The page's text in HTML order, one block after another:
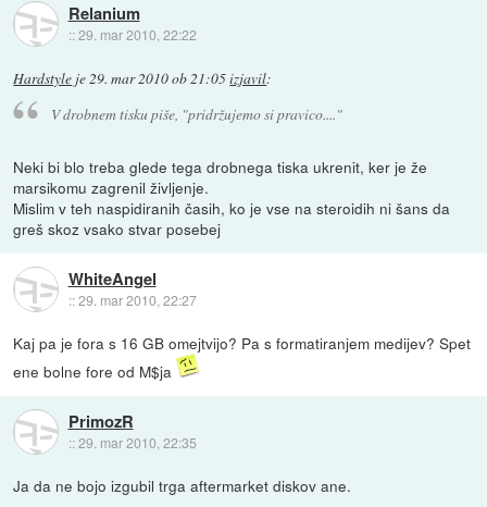
Relanium
::29. mar 2010, 22:22
Hardstyle je29. mar 2010 ob 21:05izjavil:
V drobnem tisku piše, "pridržujemo si pravico...."
Neki bi blo treba glede tega drobnega tiska ukrenit, ker je že
marsikomu zagrenil življenje.
Mislim v teh naspidiranih časih, ko je vse na steroidih ni šans da
greš skoz vsako stvar posebej
WhiteAngel
::29. mar 2010, 22:27
Kaj pa je fora s 16 GB omejtvijo? Pa s formatiranjem medijev? Spet
ene bolne fore od M$ja
PrimozR
::29. mar 2010, 22:35
Ja da ne bojo izgubil trga aftermarket diskov ane.